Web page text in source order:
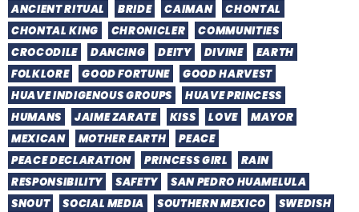
ANCIENT RITUAL
BRIDE CAIMAN
CHONTAL
CHONTAL KING
CHRONICLER
COMMUNITIES
CROCODILE
DANCING DEITY DIVINE
EARTH
FOLKLORE
GOOD FORTUNE
GOOD HARVEST
HUAVE INDIGENOUS GROUPS
HUAVE PRINCESS
HUMANS
JAIME ZARATE KISS LOVE
MAYOR
MEXICAN
MOTHER EARTH
PEACE
PEACE DECLARATION
PRINCESS GIRL
RAIN
RESPONSIBILITY
SAFETY
SAN PEDRO HUAMELULA
SNOUT
SOCIAL MEDIA SOUTHERN MEXICO
SWEDISH